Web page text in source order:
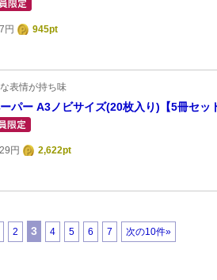
円 945pt
表情が持ち味
パー A3ノビサイズ(20枚入り)【5冊セッ
円 2,622pt
2 3 4 5 6 7 次の10件»